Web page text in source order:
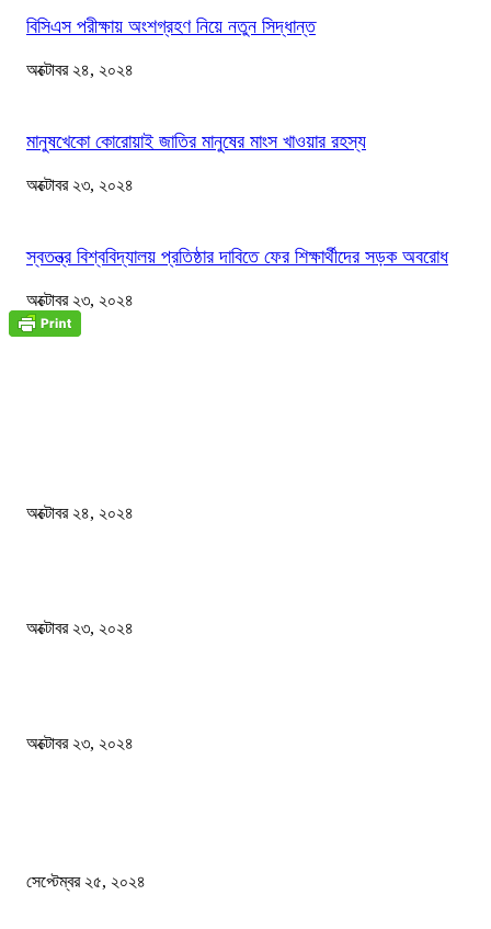
বিসিএস পরীক্ষায় অংশগ্রহণ নিয়ে নতুন সিদ্ধান্ত
অক্টোবর ২৪, ২০২৪
মানুষখেকো কোরোয়াই জাতির মানুষের মাংস খাওয়ার রহস্য
অক্টোবর ২৩, ২০২৪
স্বতন্ত্র বিশ্ববিদ্যালয় প্রতিষ্ঠার দাবিতে ফের শিক্ষার্থীদের সড়ক অবরোধ
অক্টোবর ২৩, ২০২৪
অক্টোবর ২৪, ২০২৪
অক্টোবর ২৩, ২০২৪
অক্টোবর ২৩, ২০২৪
সেপ্টেম্বর ২৫, ২০২৪